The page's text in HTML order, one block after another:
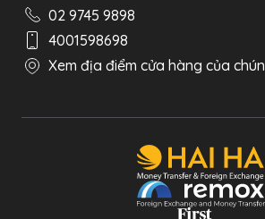
02 9745 9898
4001598698
Xem địa điểm cửa hàng của